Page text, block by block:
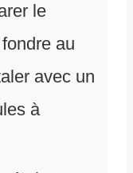
le
au
avec un
à